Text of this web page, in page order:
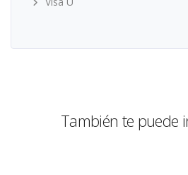
También te puede